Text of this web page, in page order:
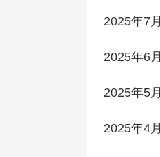
2025年7月
2025年6月
2025年5月
2025年4月